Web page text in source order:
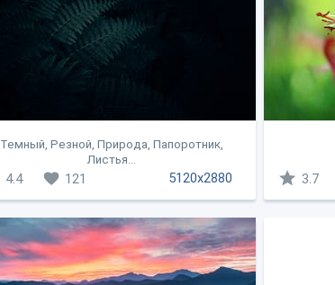
Темный, Резной, Природа, Папоротник,
Листья...
5120x2880
4.4 121 3.7